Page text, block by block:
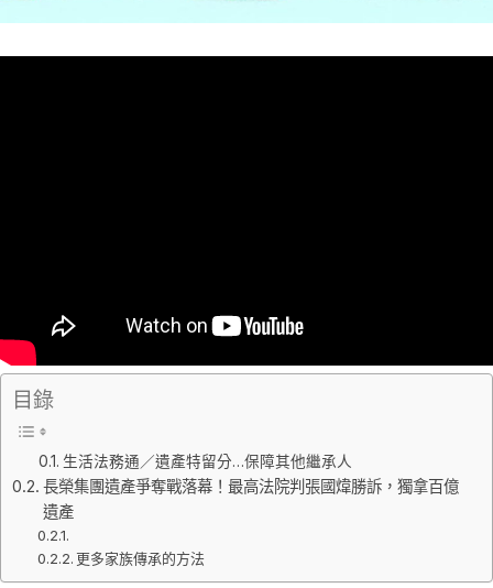
目錄
生活法務通／遺產特留分…保障其他繼承人
長榮集團遺產爭奪戰落幕！最高法院判張國煒勝訴，獨拿百億
遺產
更多家族傳承的方法